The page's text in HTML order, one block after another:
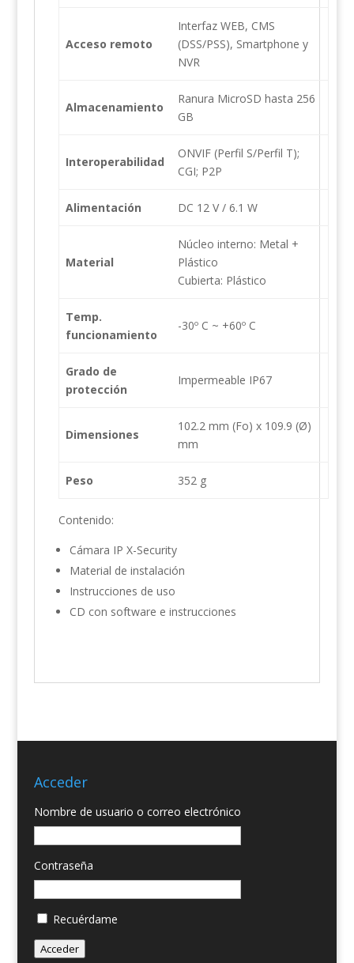
Acceso remoto
Interfaz WEB, CMS
(DSS/PSS), Smartphone y
NVR
Almacenamiento
Ranura MicroSD hasta 256
GB
Interoperabilidad
ONVIF (Perfil S/Perfil T);
CGI; P2P
Alimentación DC 12 V / 6.1 W
Material
Núcleo interno: Metal +
Plástico
Cubierta: Plástico
Temp.
funcionamiento
-30º C ~ +60º C
Grado de
protección
Impermeable IP67
Dimensiones
102.2 mm (Fo) x 109.9 (Ø)
mm
Peso 352 g
Contenido:
Cámara IP X-Security
Material de instalación
Instrucciones de uso
CD con software e instrucciones
Acceder
Nombre de usuario o correo electrónico
Contraseña
Recuérdame
Acceder